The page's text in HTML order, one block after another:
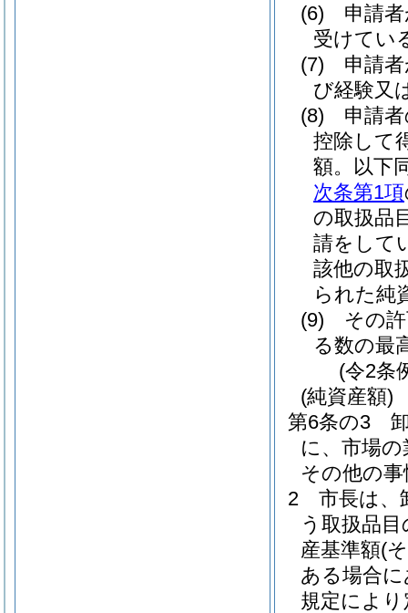
(6)
申請
受けてい
(7)
申請
び経験又
(8)
申請
控除して
額。以下
次条第1項
の取扱品
請をして
該他の取
られた純
(9)
その
る数の最
(令2条
(純資産額)
第6条の3
に、市場
その他の
2
市長は、
う取扱品
産基準額(
ある場合
規定によ